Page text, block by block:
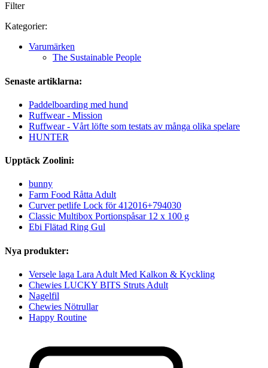
Filter
Kategorier:
Varumärken
The Sustainable People
Senaste artiklarna:
Paddelboarding med hund
Ruffwear - Mission
Ruffwear - Vårt löfte som testats av många olika spelare
HUNTER
Upptäck Zoolini:
bunny
Farm Food Råtta Adult
Curver petlife Lock för 412016+794030
Classic Multibox Portionspåsar 12 x 100 g
Ebi Flätad Ring Gul
Nya produkter:
Versele laga Lara Adult Med Kalkon & Kyckling
Chewies LUCKY BITS Struts Adult
Nagelfil
Chewies Nötrullar
Happy Routine